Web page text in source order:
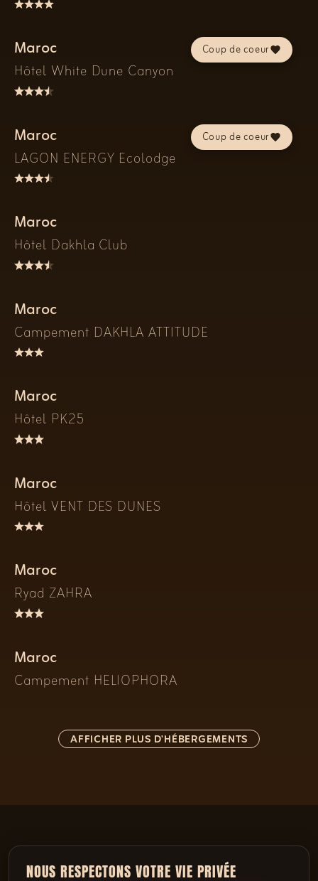
NOUS RESPECTONS VOTRE VIE PRIVÉE
Coup de coeur
Maroc
Hôtel White Dune Canyon
Coup de coeur
Maroc
LAGON ENERGY Ecolodge
Maroc
Hôtel Dakhla Club
Maroc
Campement DAKHLA ATTITUDE
Maroc
Hôtel PK25
Maroc
Hôtel VENT DES DUNES
Maroc
Ryad ZAHRA
Maroc
Campement HELIOPHORA
AFFICHER PLUS D'HÉBERGEMENTS